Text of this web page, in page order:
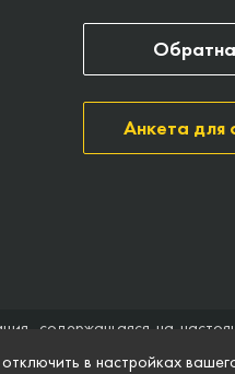
Анкета для
содержащаяся на
(публичная оферта).
в настройках